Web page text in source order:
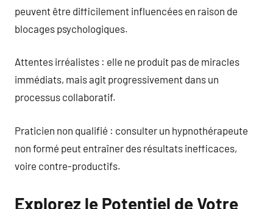
peuvent être difficilement influencées en raison de
blocages psychologiques.
Attentes irréalistes : elle ne produit pas de miracles
immédiats, mais agit progressivement dans un
processus collaboratif.
Praticien non qualifié : consulter un hypnothérapeute
non formé peut entraîner des résultats inefficaces,
voire contre-productifs.
Explorez le Potentiel de Votre